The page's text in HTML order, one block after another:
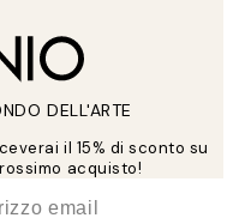
DELL'ARTE
il 15% di sconto su
acquisto!